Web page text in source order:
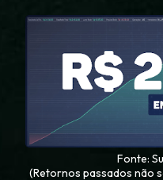
Fonte:
(Retornos passados não